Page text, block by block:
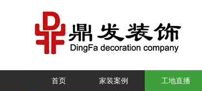
首页 家装案例 工地直播